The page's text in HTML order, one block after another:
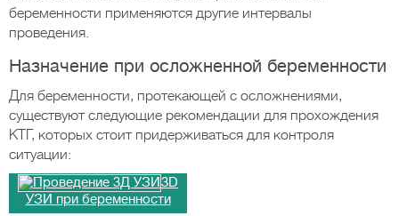
беременности применяются другие интервалы
проведения.
Назначение при осложненной беременности
Для беременности, протекающей с осложнениями,
существуют следующие рекомендации для прохождения
КТГ, которых стоит придерживаться для контроля
ситуации:
3D
УЗИ при беременности